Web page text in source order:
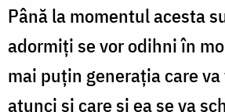
Până la momentul acesta
adormiți se vor odihni în
mai puțin generația care
atunci și care și ea se va